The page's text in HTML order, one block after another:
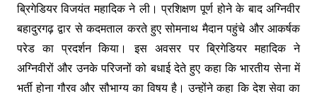
ब्रिगेडियर विजयंत महादिक ने ली। प्रशिक्षण पूर्ण होने के बाद अग्निवीर
बहादुरगढ़ द्वार से कदमताल करते हुए सोमनाथ मैदान पहुंचे और आकर्षक
परेड का प्रदर्शन किया। इस अवसर पर ब्रिगेडियर महादिक ने
अग्निवीरों और उनके परिजनों को बधाई देते हुए कहा कि भारतीय सेना में
भर्ती होना गौरव और सौभाग्य का विषय है। उन्होंने कहा कि देश सेवा का